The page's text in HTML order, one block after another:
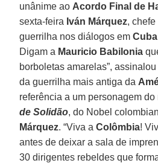
unânime ao Acordo Final de
sexta-feira Iván Márquez,
guerrilha nos diálogos emCuba
Digam a Mauricio Babilonia
borboletas amarelas”,
da guerrilha mais antiga da
referência a um personagem
de Solidão, do Nobel
Márquez. “Viva aColômbia!
antes de deixar a sala de
30 dirigentes rebeldes que